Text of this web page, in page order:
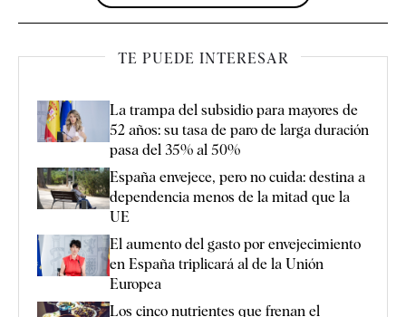
TE PUEDE INTERESAR
La trampa del subsidio para mayores de
52 años: su tasa de paro de larga duración
pasa del 35% al 50%
España envejece, pero no cuida: destina a
dependencia menos de la mitad que la
UE
El aumento del gasto por envejecimiento
en España triplicará al de la Unión
Europea
Los cinco nutrientes que frenan el